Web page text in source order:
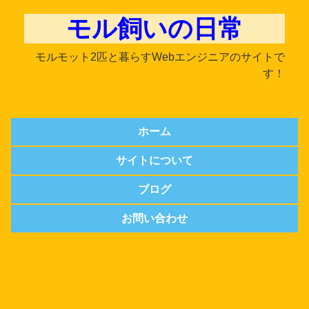
モル飼いの日常
モルモット2匹と暮らすWebエンジニアのサイトで
す！
ホーム
サイトについて
ブログ
お問い合わせ